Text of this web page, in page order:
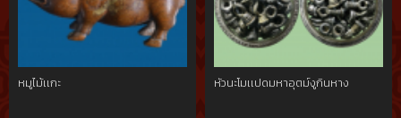
หมูไม้เเกะ หัวนะโมเเปดมหาอุตม์งูกินหาง